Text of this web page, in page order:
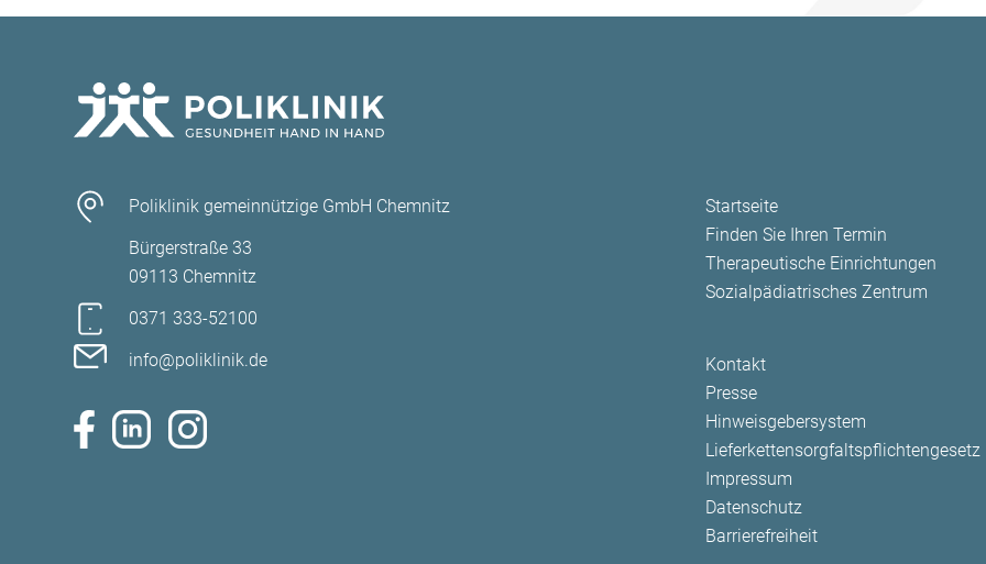
Poliklinik gemeinnützige GmbH Chemnitz
Bürgerstraße 33
09113 Chemnitz
0371 333-52100
info@poliklinik.de
Navigation
überspringen
Startseite
Finden Sie Ihren Termin
Therapeutische Einrichtungen
Sozialpädiatrisches Zentrum
Navigation
überspringen
Kontakt
Presse
Hinweisgebersystem
Lieferkettensorgfaltspflichtengesetz
Impressum
Datenschutz
Barrierefreiheit